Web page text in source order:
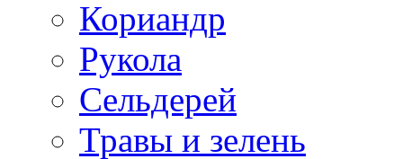
Кориандр
Рукола
Сельдерей
Травы и зелень